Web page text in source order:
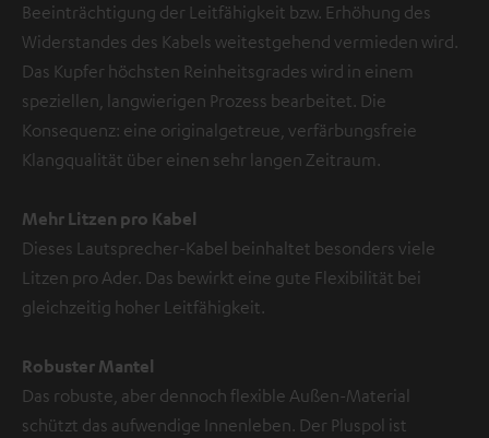
Beeinträchtigung der Leitfähigkeit bzw. Erhöhung des
Widerstandes des Kabels weitestgehend vermieden wird.
Das Kupfer höchsten Reinheitsgrades wird in einem
speziellen, langwierigen Prozess bearbeitet. Die
Konsequenz: eine originalgetreue, verfärbungsfreie
Klangqualität über einen sehr langen Zeitraum.
Mehr Litzen pro Kabel
Dieses Lautsprecher-Kabel beinhaltet besonders viele
Litzen pro Ader. Das bewirkt eine gute Flexibilität bei
gleichzeitig hoher Leitfähigkeit.
Robuster Mantel
Das robuste, aber dennoch flexible Außen-Material
schützt das aufwendige Innenleben. Der Pluspol ist